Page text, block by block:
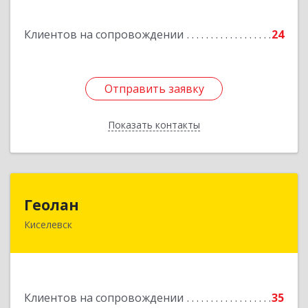
Клиентов на сопровождении 24
Отправить заявку
Показать контакты
Отправить заявку
Назад
Геолан
Киселевск
Клиентов на сопровождении 35